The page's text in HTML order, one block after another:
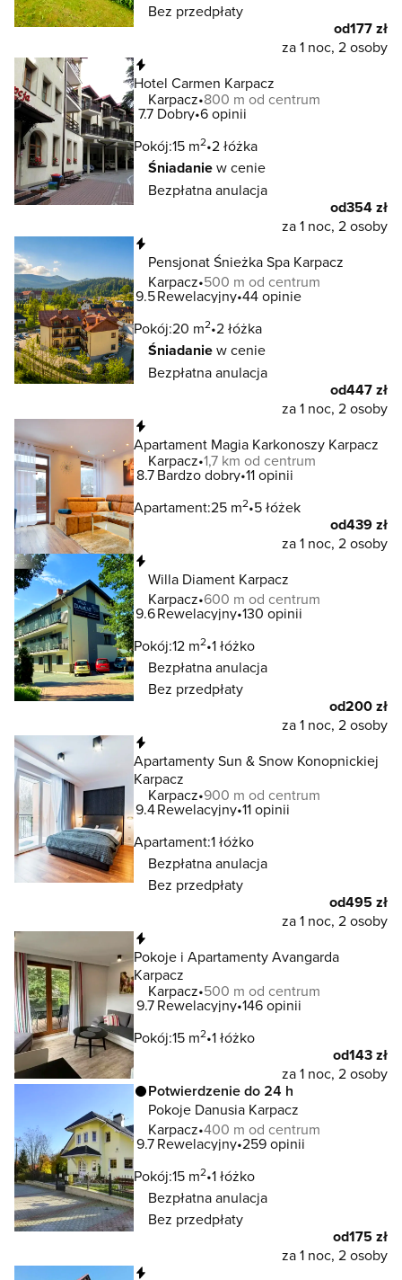
Bez przedpłaty
od177 zł
za 1 noc, 2 osoby
Hotel Carmen Karpacz
Karpacz 800 m od centrum
7.7 Dobry 6 opinii
Pokój:15 m2 2 łóżka
Śniadaniew cenie
Bezpłatna anulacja
od354 zł
za 1 noc, 2 osoby
Pensjonat Śnieżka Spa Karpacz
Karpacz 500 m od centrum
9.5Rewelacyjny 44 opinie
Pokój:20 m2 2 łóżka
Śniadaniew cenie
Bezpłatna anulacja
od447 zł
za 1 noc, 2 osoby
Apartament Magia Karkonoszy Karpacz
Karpacz 1,7 km od centrum
8.7Bardzo dobry 11 opinii
Apartament:25 m2 5 łóżek
od439 zł
za 1 noc, 2 osoby
Willa Diament Karpacz
Karpacz 600 m od centrum
9.6Rewelacyjny 130 opinii
Pokój:12 m2 1 łóżko
Bezpłatna anulacja
Bez przedpłaty
od200 zł
za 1 noc, 2 osoby
Apartamenty Sun & Snow Konopnickiej
Karpacz
Karpacz 900 m od centrum
9.4Rewelacyjny 11 opinii
Apartament:1 łóżko
Bezpłatna anulacja
Bez przedpłaty
od495 zł
za 1 noc, 2 osoby
Pokoje i Apartamenty Avangarda
Karpacz
Karpacz 500 m od centrum
9.7Rewelacyjny 146 opinii
Pokój:15 m2 1 łóżko
od143 zł
za 1 noc, 2 osoby
Potwierdzenie do 24 h
Pokoje Danusia Karpacz
Karpacz 400 m od centrum
9.7Rewelacyjny 259 opinii
Pokój:15 m2 1 łóżko
Bezpłatna anulacja
Bez przedpłaty
od175 zł
za 1 noc, 2 osoby